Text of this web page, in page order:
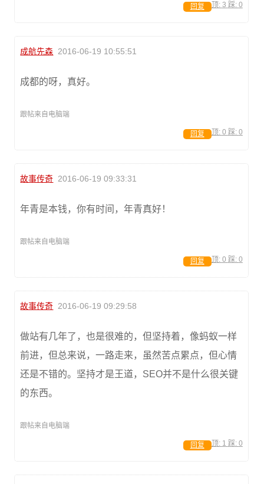
顶: 3 踩: 0
回复
成航先森 2016-06-19 10:55:51
成都的呀，真好。
跟帖来自电脑端
顶: 0 踩: 0
回复
故事传奇 2016-06-19 09:33:31
年青是本钱，你有时间，年青真好！
跟帖来自电脑端
顶: 0 踩: 0
回复
故事传奇 2016-06-19 09:29:58
做站有几年了，也是很难的，但坚持着，像蚂蚁一样
前进，但总来说，一路走来，虽然苦点累点，但心情
还是不错的。坚持才是王道，SEO并不是什么很关键
的东西。
跟帖来自电脑端
顶: 1 踩: 0
回复